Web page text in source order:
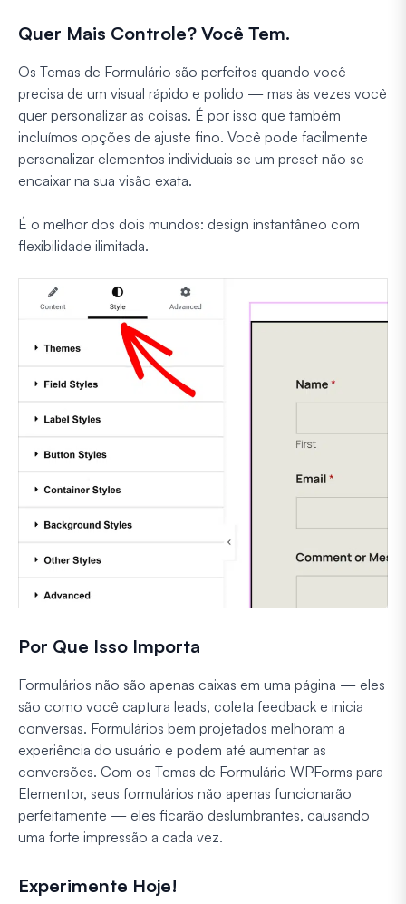
Quer Mais Controle? Você Tem.
Os Temas de Formulário são perfeitos quando você
precisa de um visual rápido e polido — mas às vezes você
quer personalizar as coisas. É por isso que também
incluímos opções de ajuste fino. Você pode facilmente
personalizar elementos individuais se um preset não se
encaixar na sua visão exata.
É o melhor dos dois mundos: design instantâneo com
flexibilidade ilimitada.
Por Que Isso Importa
Formulários não são apenas caixas em uma página — eles
são como você captura leads, coleta feedback e inicia
conversas. Formulários bem projetados melhoram a
experiência do usuário e podem até aumentar as
conversões. Com os Temas de Formulário WPForms para
Elementor, seus formulários não apenas funcionarão
perfeitamente — eles ficarão deslumbrantes, causando
uma forte impressão a cada vez.
Experimente Hoje!